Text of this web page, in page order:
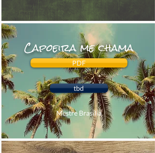
Capoeira me chama
PDF
tbd
Mestre Brasília